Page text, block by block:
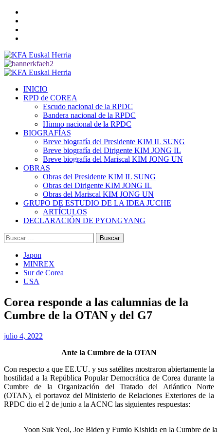
Saltar
contenido
Menú
INICIO
RPD de COREA
Escudo nacional de la RPDC
Bandera nacional de la RPDC
Himno nacional de la RPDC
BIOGRAFÍAS
Breve biografía del Presidente KIM IL SUNG
Breve biografía del Dirigente KIM JONG IL
Breve biografía del Mariscal KIM JONG UN
OBRAS
Obras del Presidente KIM IL SUNG
Obras del Dirigente KIM JONG IL
Obras del Mariscal KIM JONG UN
GRUPO DE ESTUDIO DE LA IDEA JUCHE
ARTÍCULOS
DECLARACIÓN DE PYONGYANG
Buscar:
Japon
MINREX
Sur de Corea
USA
Corea responde a las calumnias de la
Cumbre de la OTAN y del G7
julio 4, 2022
Ante la Cumbre de la OTAN
Con respecto a que EE.UU. y sus satélites mostraron abiertamente la
hostilidad a la República Popular Democrática de Corea durante la
Cumbre de la Organización del Tratado del Atlántico Norte
(OTAN), el portavoz del Ministerio de Relaciones Exteriores de la
RPDC dio el 2 de junio a la ACNC las siguientes respuestas:
Yoon Suk Yeol, Joe Biden y Fumio Kishida en la Cumbre de